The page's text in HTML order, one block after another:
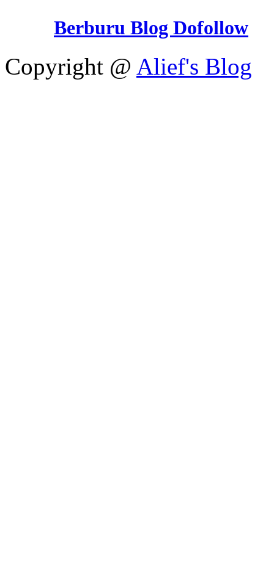
Berburu Blog Dofollow
Copyright @ Alief's Blog